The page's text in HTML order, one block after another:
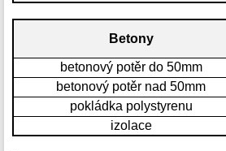
Betony
betonový potěr do 50mm
betonový potěr nad 50mm
pokládka polystyrenu
izolace